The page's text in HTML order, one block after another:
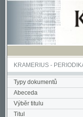
KRAMERIUS-PERIODIKA
Typy dokumentů
Abeceda
Výběr titulu
Titul
Ročník